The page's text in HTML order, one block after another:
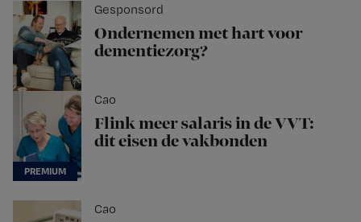
Gesponsord
Ondernemen met hart voor
dementiezorg?
Cao
Flink meer salaris in de VVT:
dit eisen de vakbonden
Cao